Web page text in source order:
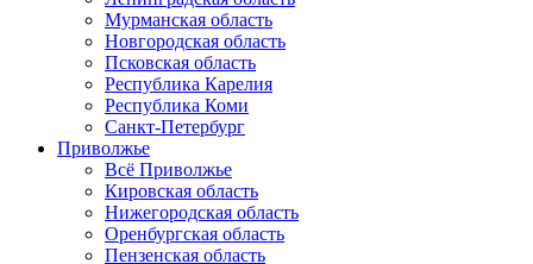
Мурманская область
Новгородская область
Псковская область
Республика Карелия
Республика Коми
Санкт-Петербург
Приволжье
Всё Приволжье
Кировская область
Нижегородская область
Оренбургская область
Пензенская область